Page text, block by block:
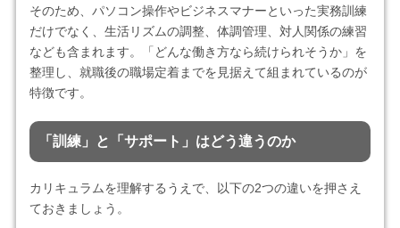
そのため、パソコン操作やビジネスマナーといった実務訓練
だけでなく、生活リズムの調整、体調管理、対人関係の練習
なども含まれます。「どんな働き方なら続けられそうか」を
整理し、就職後の職場定着までを見据えて組まれているのが
特徴です。
「訓練」と「サポート」はどう違うのか
カリキュラムを理解するうえで、以下の2つの違いを押さえ
ておきましょう。